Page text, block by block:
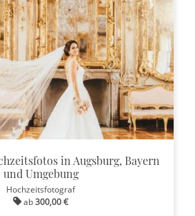
in Augsburg, Bayern
und Umgebung
Hochzeitsfotograf
ab300,00 €